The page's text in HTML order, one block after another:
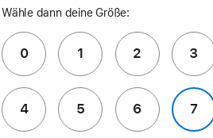
Wähle dann deine Größe:
0 1 2 3
4 5 6 7